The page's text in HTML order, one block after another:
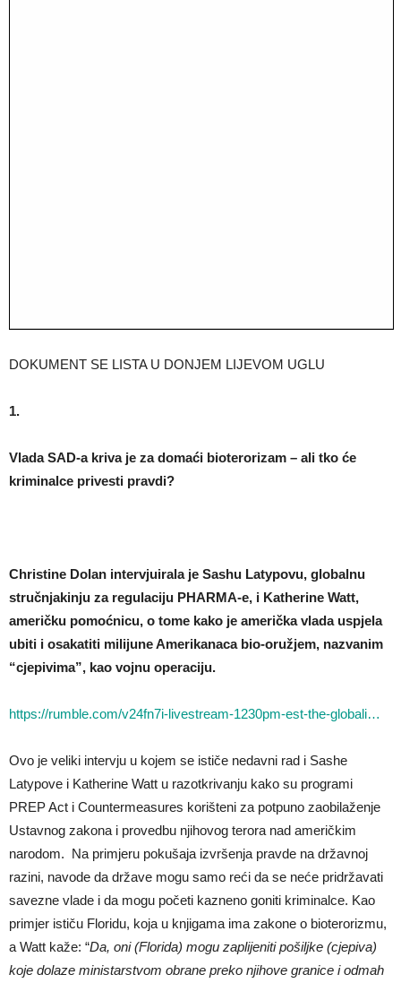
DOKUMENT SE LISTA U DONJEM LIJEVOM UGLU
1.
Vlada SAD-a kriva je za domaći bioterorizam – ali tko će
kriminalce privesti pravdi?
Christine Dolan intervjuirala je Sashu Latypovu, globalnu
stručnjakinju za regulaciju PHARMA-e, i Katherine Watt,
američku pomoćnicu, o tome kako je američka vlada uspjela
ubiti i osakatiti milijune Amerikanaca bio-oružjem, nazvanim
“cjepivima”, kao vojnu operaciju.
https://rumble.com/v24fn7i-livestream-1230pm-est-the-globali…
Ovo je veliki intervju u kojem se ističe nedavni rad i Sashe
Latypove i Katherine Watt u razotkrivanju kako su programi
PREP Act i Countermeasures korišteni za potpuno zaobilaženje
Ustavnog zakona i provedbu njihovog terora nad američkim
narodom. Na primjeru pokušaja izvršenja pravde na državnoj
razini, navode da države mogu samo reći da se neće pridržavati
savezne vlade i da mogu početi kazneno goniti kriminalce. Kao
primjer ističu Floridu, koja u knjigama ima zakone o bioterorizmu,
a Watt kaže: “Da, oni (Florida) mogu zaplijeniti pošiljke (cjepiva)
koje dolaze ministarstvom obrane preko njihove granice i odmah